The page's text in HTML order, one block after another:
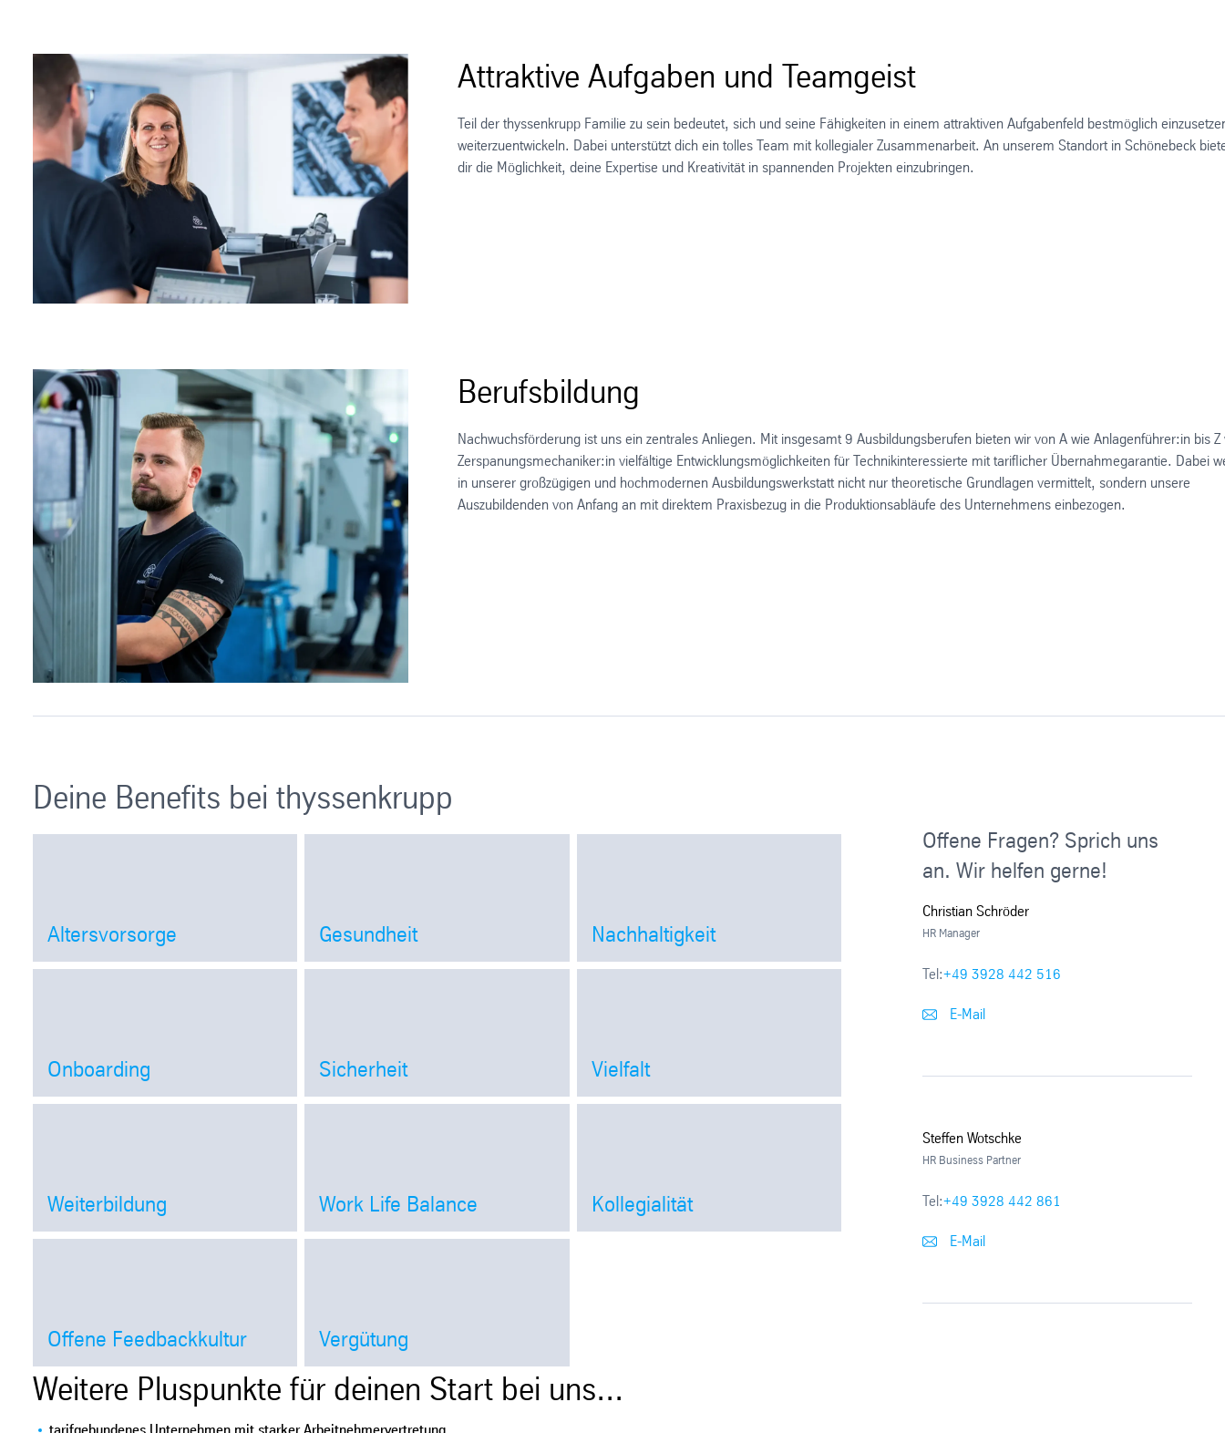
Attraktive Aufgaben und Teamgeist
Teil der thyssenkrupp Familie zu sein bedeutet, sich und seine Fähigkeiten in einem attraktiven Aufgabenfeld bestmöglich
weiterzuentwickeln. Dabei unterstützt dich ein tolles Team mit kollegialer Zusammenarbeit. An unserem Standort in Schönebeck
dir die Möglichkeit, deine Expertise und Kreativität in spannenden Projekten einzubringen.
Berufsbildung
Nachwuchsförderung ist uns ein zentrales Anliegen. Mit insgesamt 9 Ausbildungsberufen bieten wir von A wie Anlagenführer:in bis Z
Zerspanungsmechaniker:in vielfältige Entwicklungsmöglichkeiten für Technikinteressierte mit tariflicher Übernahmegarantie. Dabei
in unserer großzügigen und hochmodernen Ausbildungswerkstatt nicht nur theoretische Grundlagen vermittelt, sondern unsere
Auszubildenden von Anfang an mit direktem Praxisbezug in die Produktionsabläufe des Unternehmens einbezogen.
Deine Beneﬁts bei thyssenkrupp
Altersvorsorge
Open
Gesundheit
Open
Nachhaltigkeit
Open
Onboarding
Open
Sicherheit
Open
Vielfalt
Open
Weiterbildung
Open
Work Life Balance
Open
Kollegialität
Offene Feedbackkultur Vergütung
Open
Weitere Pluspunkte für deinen Start bei uns...
Offene Fragen? Sprich uns
an. Wir helfen gerne!
Christian Schröder
HR Manager
Tel:+49 3928 442 516
E-Mail
Steffen Wotschke
HR Business Partner
Tel:+49 3928 442 861
E-Mail